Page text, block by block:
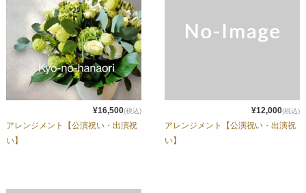
¥16,500(税込)
アレンジメント【公演祝い・出演祝
い】
¥12,000(税込)
アレンジメント【公演祝い・出演祝
い】